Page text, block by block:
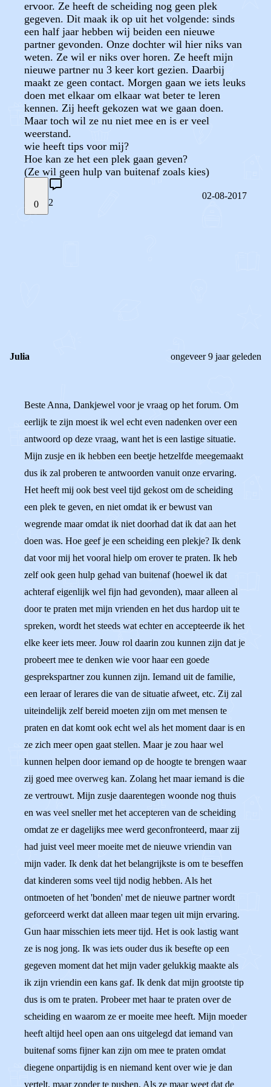
ervoor. Ze heeft de scheiding nog geen plek
gegeven. Dit maak ik op uit het volgende: sinds
een half jaar hebben wij beiden een nieuwe
partner gevonden. Onze dochter wil hier niks van
weten. Ze wil er niks over horen. Ze heeft mijn
nieuwe partner nu 3 keer kort gezien. Daarbij
maakt ze geen contact. Morgen gaan we iets leuks
doen met elkaar om elkaar wat beter te leren
kennen. Zij heeft gekozen wat we gaan doen.
Maar toch wil ze nu niet mee en is er veel
weerstand.
wie heeft tips voor mij?
Hoe kan ze het een plek gaan geven?
(Ze wil geen hulp van buitenaf zoals kies)
0 2
02-08-2017
Julia ongeveer 9 jaar geleden
Beste Anna, Dankjewel voor je vraag op het forum. Om
eerlijk te zijn moest ik wel echt even nadenken over een
antwoord op deze vraag, want het is een lastige situatie.
Mijn zusje en ik hebben een beetje hetzelfde meegemaakt
dus ik zal proberen te antwoorden vanuit onze ervaring.
Het heeft mij ook best veel tijd gekost om de scheiding
een plek te geven, en niet omdat ik er bewust van
wegrende maar omdat ik niet doorhad dat ik dat aan het
doen was. Hoe geef je een scheiding een plekje? Ik denk
dat voor mij het vooral hielp om erover te praten. Ik heb
zelf ook geen hulp gehad van buitenaf (hoewel ik dat
achteraf eigenlijk wel fijn had gevonden), maar alleen al
door te praten met mijn vrienden en het dus hardop uit te
spreken, wordt het steeds wat echter en accepteerde ik het
elke keer iets meer. Jouw rol daarin zou kunnen zijn dat je
probeert mee te denken wie voor haar een goede
gesprekspartner zou kunnen zijn. Iemand uit de familie,
een leraar of lerares die van de situatie afweet, etc. Zij zal
uiteindelijk zelf bereid moeten zijn om met mensen te
praten en dat komt ook echt wel als het moment daar is en
ze zich meer open gaat stellen. Maar je zou haar wel
kunnen helpen door iemand op de hoogte te brengen waar
zij goed mee overweg kan. Zolang het maar iemand is die
ze vertrouwt. Mijn zusje daarentegen woonde nog thuis
en was veel sneller met het accepteren van de scheiding
omdat ze er dagelijks mee werd geconfronteerd, maar zij
had juist veel meer moeite met de nieuwe vriendin van
mijn vader. Ik denk dat het belangrijkste is om te beseffen
dat kinderen soms veel tijd nodig hebben. Als het
ontmoeten of het 'bonden' met de nieuwe partner wordt
geforceerd werkt dat alleen maar tegen uit mijn ervaring.
Gun haar misschien iets meer tijd. Het is ook lastig want
ze is nog jong. Ik was iets ouder dus ik besefte op een
gegeven moment dat het mijn vader gelukkig maakte als
ik zijn vriendin een kans gaf. Ik denk dat mijn grootste tip
dus is om te praten. Probeer met haar te praten over de
scheiding en waarom ze er moeite mee heeft. Mijn moeder
heeft altijd heel open aan ons uitgelegd dat iemand van
buitenaf soms fijner kan zijn om mee te praten omdat
diegene onpartijdig is en niemand kent over wie je dan
vertelt, maar zonder te pushen. Als ze maar weet dat de